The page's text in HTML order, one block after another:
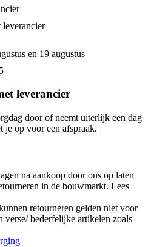
leverancier
en 19 augustus
leverancier
door of neemt uiterlijk een dag
je op voor een afspraak.
na aankoop door ons op laten
in de bouwmarkt. Lees
retourneren gelden niet voor
verse/ bederfelijke artikelen zoals